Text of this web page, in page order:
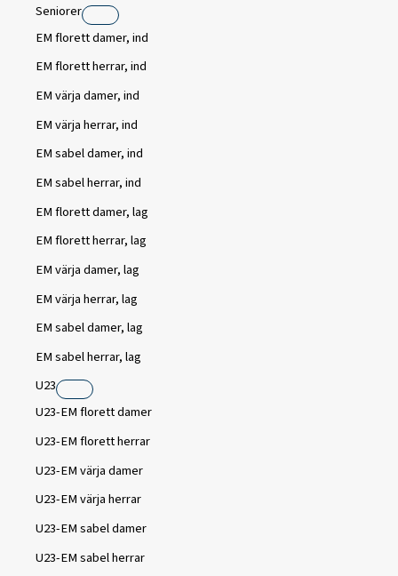
Seniorer
EM florett damer, ind
EM florett herrar, ind
EM värja damer, ind
EM värja herrar, ind
EM sabel damer, ind
EM sabel herrar, ind
EM florett damer, lag
EM florett herrar, lag
EM värja damer, lag
EM värja herrar, lag
EM sabel damer, lag
EM sabel herrar, lag
U23
U23-EM florett damer
U23-EM florett herrar
U23-EM värja damer
U23-EM värja herrar
U23-EM sabel damer
U23-EM sabel herrar